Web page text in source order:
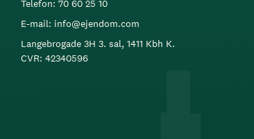
Telefon: 70 60 25 10
E-mail: info@ejendom.com
Langebrogade 3H 3. sal, 1411 Kbh K.
CVR: 42340596